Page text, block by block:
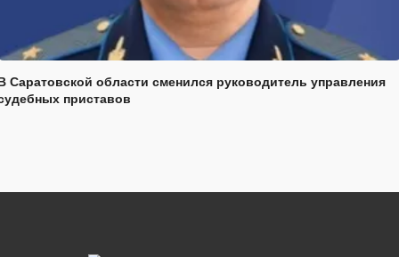
Саратовской области сменился руководитель управления
приставов